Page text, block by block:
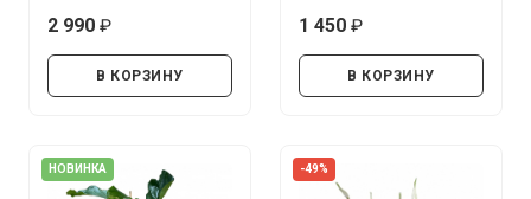
2 990
В КОРЗИНУ
1 450
В КОРЗИНУ
НОВИНКА -49%